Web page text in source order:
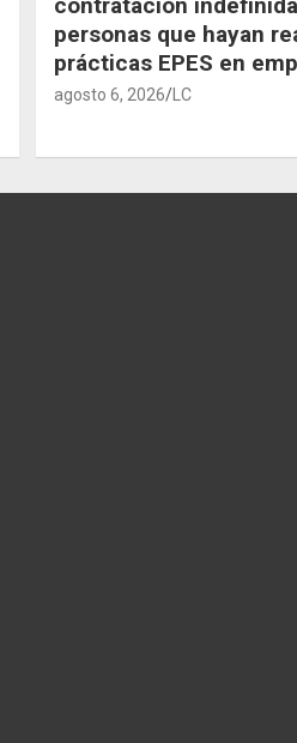
contratación
personas que hayan
prácticas EPES en
agosto 6, 2026 LC